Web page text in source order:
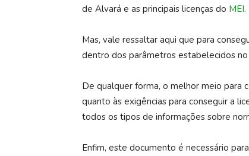
de Alvará e as principais licenças do MEI.
Mas, vale ressaltar aqui que para
dentro dos parâmetros estabelecidos
De qualquer forma, o melhor meio para
quanto às exigências para conseguir a
todos os tipos de informações sobre
Enfim, este documento é necessário